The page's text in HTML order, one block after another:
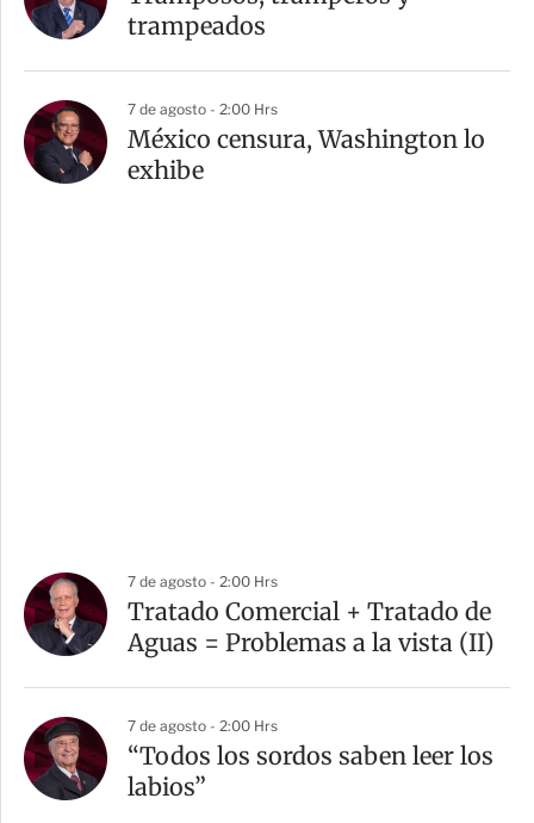
trampeados
7 de agosto - 2:00 Hrs
México censura, Washington lo
exhibe
7 de agosto - 2:00 Hrs
Tratado Comercial + Tratado de
Aguas = Problemas a la vista (II)
7 de agosto - 2:00 Hrs
“Todos los sordos saben leer los
labios”